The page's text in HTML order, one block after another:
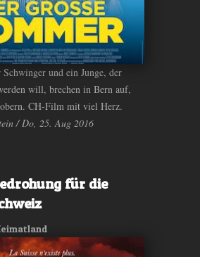
und ein Junge, der
will, brechen in Bern auf,
CH-Film mit viel Herz.
/ Do, 25. Aug 2016
für die